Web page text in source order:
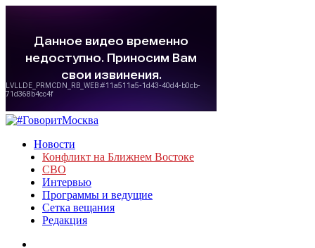
Новости
Конфликт на Ближнем Востоке
СВО
Интервью
Программы и ведущие
Сетка вещания
Редакция